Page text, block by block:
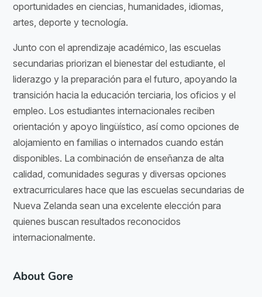
oportunidades en ciencias, humanidades, idiomas,
artes, deporte y tecnología.
Junto con el aprendizaje académico, las escuelas
secundarias priorizan el bienestar del estudiante, el
liderazgo y la preparación para el futuro, apoyando la
transición hacia la educación terciaria, los oficios y el
empleo. Los estudiantes internacionales reciben
orientación y apoyo lingüístico, así como opciones de
alojamiento en familias o internados cuando están
disponibles. La combinación de enseñanza de alta
calidad, comunidades seguras y diversas opciones
extracurriculares hace que las escuelas secundarias de
Nueva Zelanda sean una excelente elección para
quienes buscan resultados reconocidos
internacionalmente.
About Gore